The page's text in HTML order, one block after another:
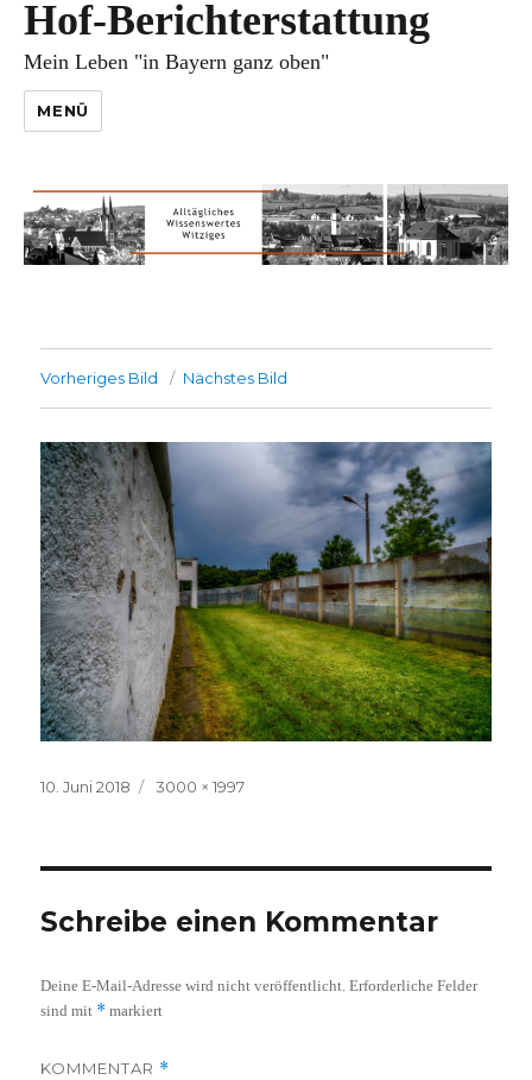
Hof-Berichterstattung
Mein Leben "in Bayern ganz oben"
MENÜ
Vorheriges Bild Nächstes Bild
Veröffentlicht
10. Juni 2018
Volle
3000 × 1997
Schreibe einen Kommentar
Deine E-Mail-Adresse wird nicht veröffentlicht. Erforderliche Felder
sind mit * markiert
KOMMENTAR *